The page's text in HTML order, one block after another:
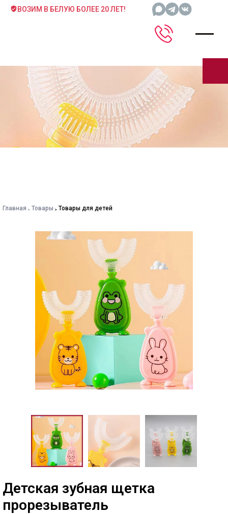
ВОЗИМ В БЕЛУЮ БОЛЕЕ 20 ЛЕТ!
Главная Товары Товары для детей
Детская зубная щетка
прорезыватель